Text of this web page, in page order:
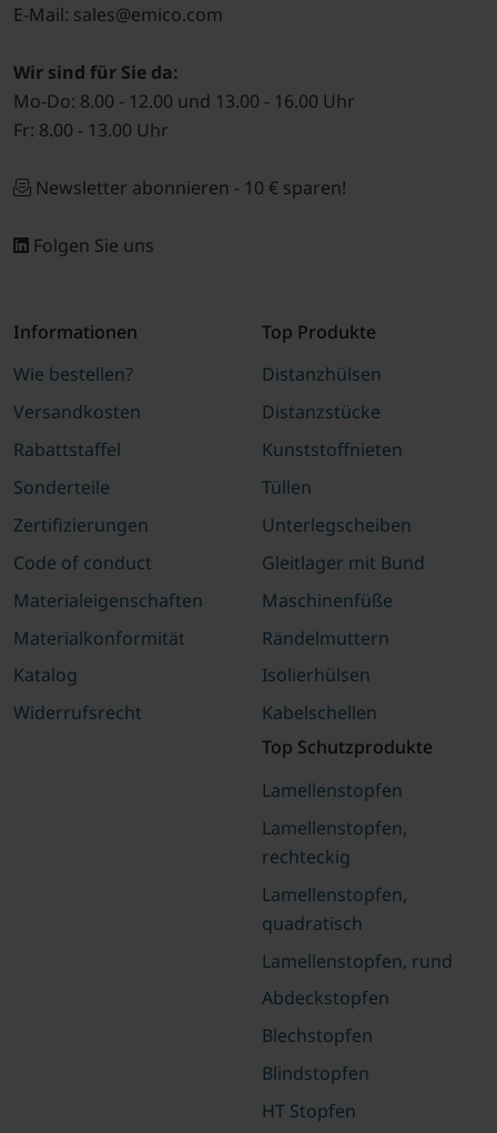
E-Mail: sales@emico.com
Wir sind für Sie da:
Mo-Do: 8.00 - 12.00 und 13.00 - 16.00 Uhr
Fr: 8.00 - 13.00 Uhr
Newsletter abonnieren - 10 € sparen!
Folgen Sie uns
Informationen
Wie bestellen?
Versandkosten
Rabattstaffel
Sonderteile
Zertifizierungen
Code of conduct
Materialeigenschaften
Materialkonformität
Katalog
Widerrufsrecht
Top Produkte
Distanzhülsen
Distanzstücke
Kunststoffnieten
Tüllen
Unterlegscheiben
Gleitlager mit Bund
Maschinenfüße
Rändelmuttern
Isolierhülsen
Kabelschellen
Top Schutzprodukte
Lamellenstopfen
Lamellenstopfen,
rechteckig
Lamellenstopfen,
quadratisch
Lamellenstopfen, rund
Abdeckstopfen
Blechstopfen
Blindstopfen
HT Stopfen